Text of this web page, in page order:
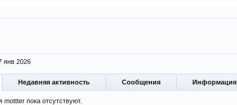
янв 2026
Недавняя активность Сообщения Информация
пока отсутствуют.